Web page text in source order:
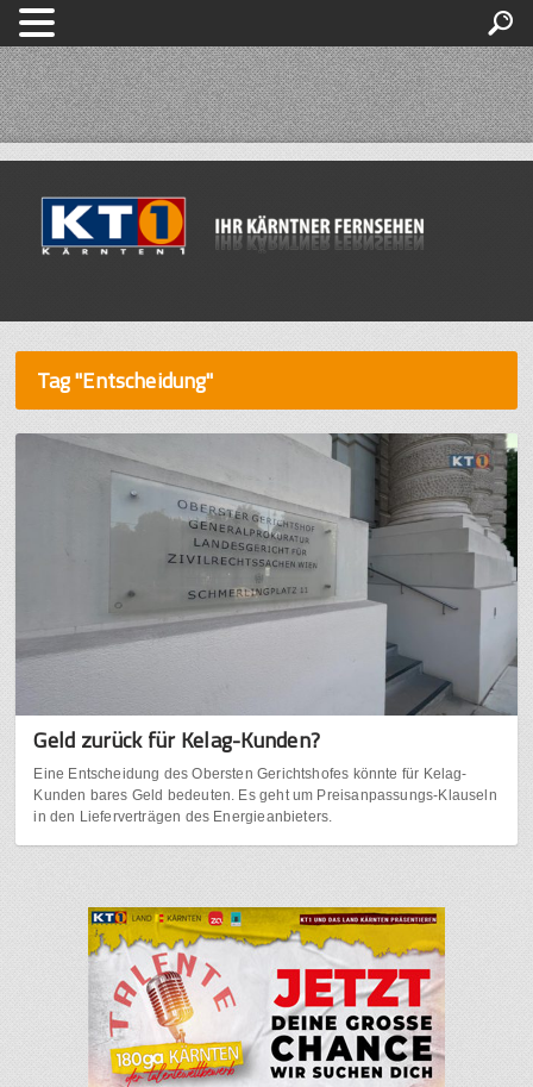
Tag "Entscheidung"
Geld zurück für Kelag-Kunden?
Eine Entscheidung des Obersten Gerichtshofes könnte für Kelag-
Kunden bares Geld bedeuten. Es geht um Preisanpassungs-Klauseln
in den Lieferverträgen des Energieanbieters.